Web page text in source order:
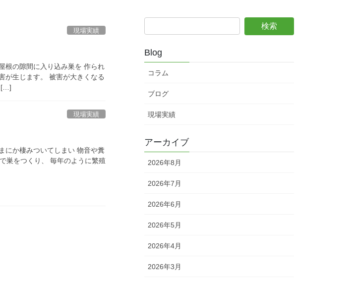
現場実績
根の隙間に入り込み巣を 作られ
が生じます。 被害が大きくなる
[…]
現場実績
にか棲みついてしまい 物音や糞
巣をつくり、 毎年のように繁殖
Blog
コラム
ブログ
現場実績
アーカイブ
2026年8月
2026年7月
2026年6月
2026年5月
2026年4月
2026年3月